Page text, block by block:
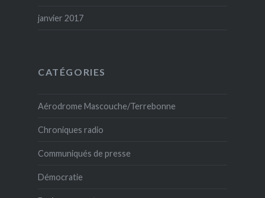
janvier 2017
CATÉGORIES
Aérodrome Mascouche/Terrebonne
Chroniques radio
Communiqués de presse
Démocratie